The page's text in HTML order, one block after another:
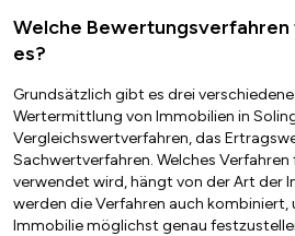
Welche
es?
Grundsätzlich gibt es drei
Wertermittlung von Immobilien in
Vergleichswertverfahren, das
Sachwertverfahren. Welches
verwendet wird, hängt von der Art der
werden die Verfahren auch kombiniert,
Immobilie möglichst genau